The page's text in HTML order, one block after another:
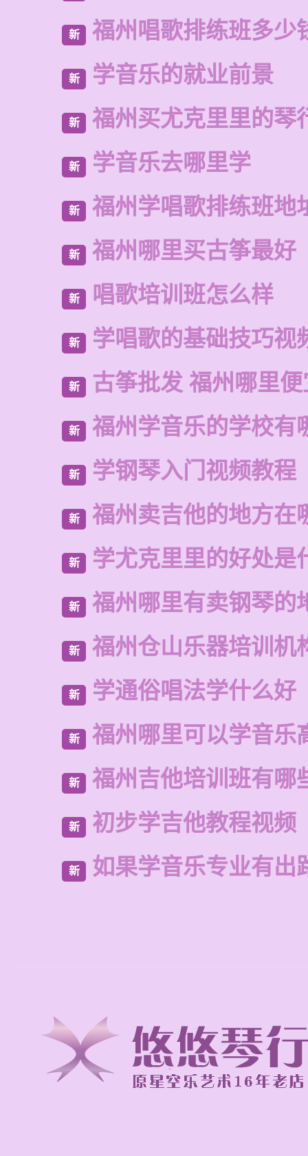
新 福州唱歌排练班多少
新 学音乐的就业前景
新 福州买尤克里里的琴
新 学音乐去哪里学
新 福州学唱歌排练班地
新 福州哪里买古筝最好
新 唱歌培训班怎么样
新 学唱歌的基础技巧视
新 古筝批发 福州哪里
新 福州学音乐的学校有
新 学钢琴入门视频教程
新 福州卖吉他的地方在
新 学尤克里里的好处是
新 福州哪里有卖钢琴的
新 福州仓山乐器培训机
新 学通俗唱法学什么好
新 福州哪里可以学音乐
新 福州吉他培训班有哪
新 初步学吉他教程视频
新 如果学音乐专业有出